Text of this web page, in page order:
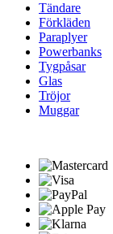
Tändare
Förkläden
Paraplyer
Powerbanks
Tygpåsar
Glas
Tröjor
Muggar